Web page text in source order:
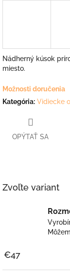
Nádherný kúsok
miesto.
Možnosti doručenia
Kategória: Vidiecke
OPÝTAŤ SA
Zvoľte variant
€47